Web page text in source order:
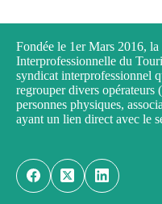
Fondée le 1er Mars 2016, la
Interprofessionnelle du
syndicat interprofessionnel
regrouper divers opérateurs
personnes physiques,
ayant un lien direct avec le